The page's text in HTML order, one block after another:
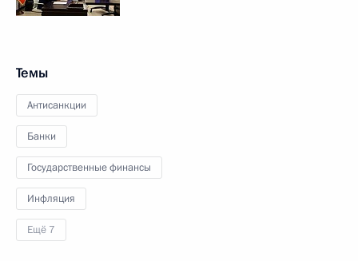
Темы
Антисанкции
Банки
Государственные финансы
Инфляция
Ещё 7